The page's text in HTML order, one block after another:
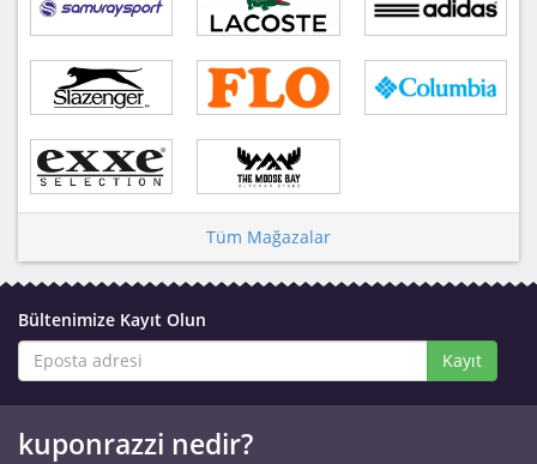
Tüm Mağazalar
Bültenimize Kayıt Olun
Kayıt
kuponrazzi nedir?